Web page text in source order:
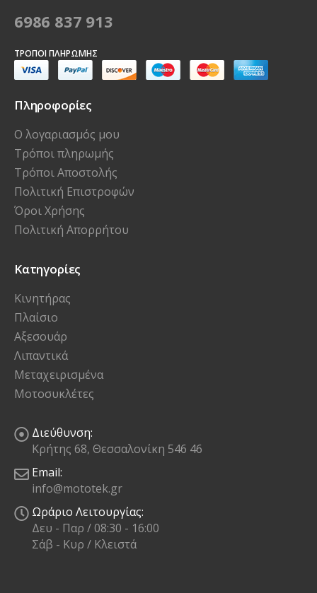
6986 837 913
ΤΡΌΠΟΙ ΠΛΗΡΩΜΉΣ
Πληροφορίες
Ο λογαριασμός μου
Τρόποι πληρωμής
Τρόποι Αποστολής
Πολιτική Επιστροφών
Όροι Χρήσης
Πολιτική Απορρήτου
Κατηγορίες
Κινητήρας
Πλαίσιο
Αξεσουάρ
Λιπαντικά
Μεταχειρισμένα
Μοτοσυκλέτες
Διεύθυνση:
Κρήτης 68, Θεσσαλονίκη 546 46
Email:
info@mototek.gr
Ωράριο Λειτουργίας:
Δευ - Παρ / 08:30 - 16:00
Σάβ - Κυρ / Κλειστά